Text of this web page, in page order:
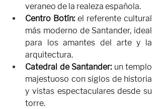
veraneo de la realeza española.
Centro Botín: el referente cultural
más moderno de Santander, ideal
para los amantes del arte y la
arquitectura.
Catedral de Santander: un templo
majestuoso con siglos de historia
y vistas espectaculares desde su
torre.